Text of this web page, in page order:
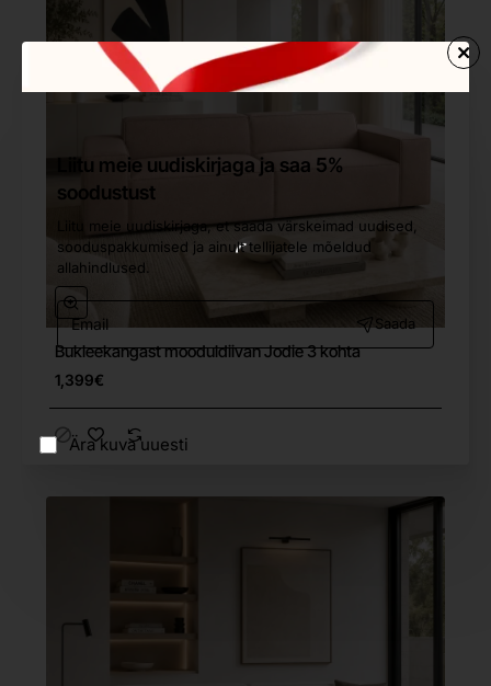
Liitu meie uudiskirjaga ja saa 5%
soodustust
Liitu meie uudiskirjaga, et saada värskeimad uudised,
sooduspakkumised ja ainult tellijatele mõeldud
allahindlused.
Email
Saada
Ära kuva uuesti
Tasuta tarne
Bukleekangast mooduldiivan Jodie 3 kohta
1,399€